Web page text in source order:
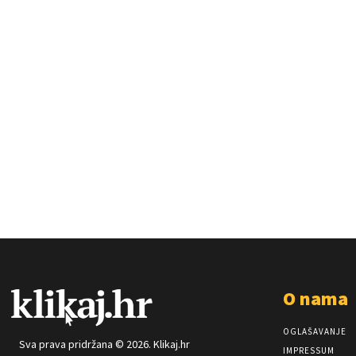
Sva prava pridržana © 2026. Klikaj.hr
O nama
OGLAŠAVANJE
IMPRESSUM